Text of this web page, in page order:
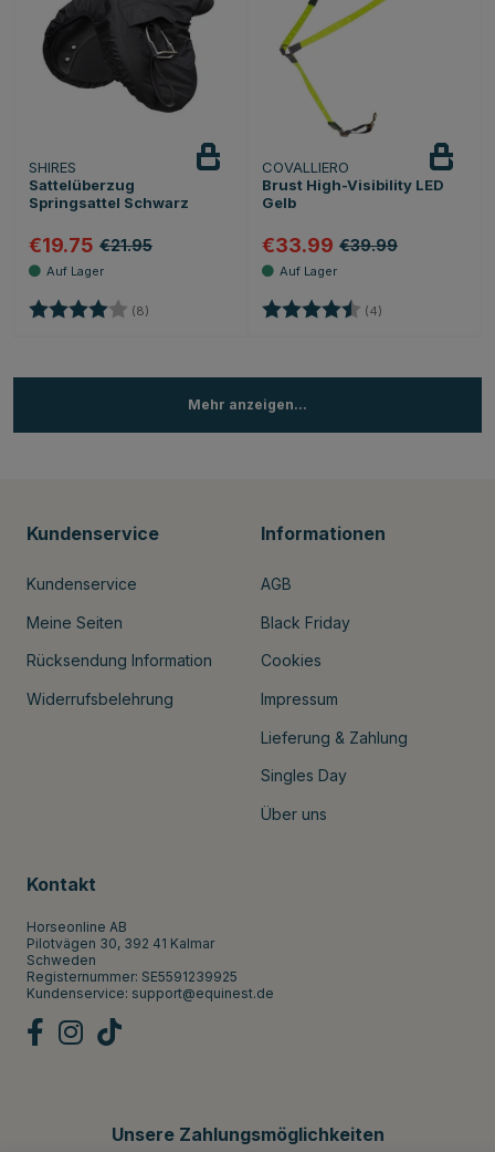
SHIRES
Sattelüberzug
Springsattel Schwarz
€19.75 €21.95
Bewertung: (8) 4.0 von 5 Sternen
COVALLIERO
Brust High-Visibility LED
Gelb
€33.99 €39.99
Bewertung: (4)
Mehr anzeigen...
Kundenservice
Kundenservice
Meine Seiten
Rücksendung Information
Widerrufsbelehrung
Informationen
AGB
Black Friday
Cookies
Impressum
Lieferung & Zahlung
Singles Day
Über uns
Kontakt
Horseonline AB
Pilotvägen 30, 392 41 Kalmar
Schweden
Registernummer: SE5591239925
Kundenservice: support@equinest.de
Unsere Zahlungsmöglichkeiten